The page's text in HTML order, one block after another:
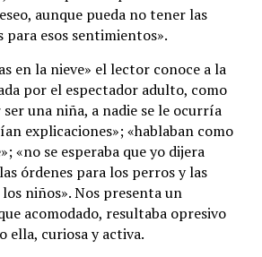
aunque pueda no tener las
para esos sentimientos».
en la nieve» el lector conoce a la
por el espectador adulto, como
una niña, a nadie se le ocurría
explicaciones»; «hablaban como
«no se esperaba que yo dijera
órdenes para los perros y las
niños». Nos presenta un
acomodado, resultaba opresivo
ella, curiosa y activa.